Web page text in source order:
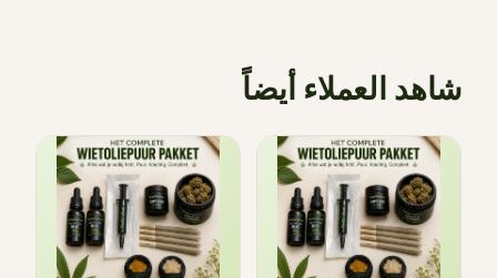
شاهد العملاء أيضاً